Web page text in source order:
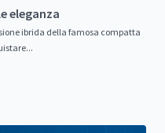
eleganza
ibrida della famosa compatta